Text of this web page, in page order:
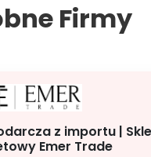
Firmy
z importu |
Emer Trade